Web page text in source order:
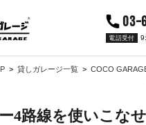
03-
電話受付
貸しガレージ一覧 COCO
4路線を使いこなせ